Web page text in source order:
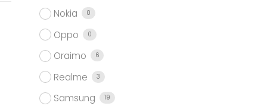
Nokia 0
Oppo 0
Oraimo 6
Realme 3
Samsung 19